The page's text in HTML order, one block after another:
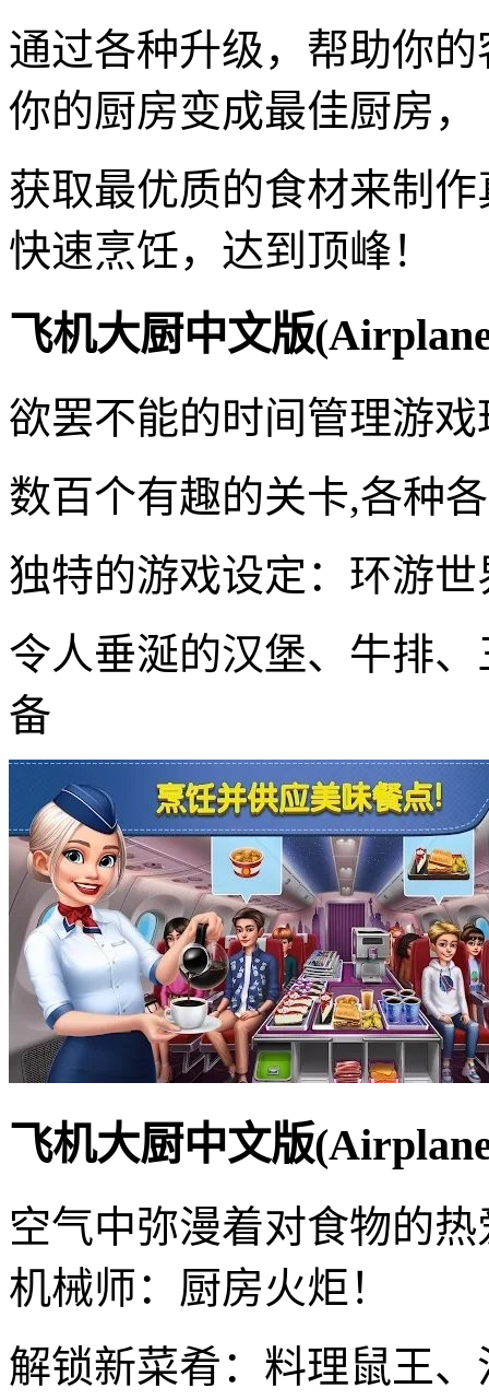
通过各种升级，帮助你
你的厨房变成最佳厨房，
获取最优质的食材来制
快速烹饪，达到顶峰！
飞机大厨中文版
欲罢不能的时间管理游戏
数百个有趣的关卡,各种
独特的游戏设定：环游
令人垂涎的汉堡、牛排
备
飞机大厨中文版
空气中弥漫着对食物的
机械师：厨房火炬！
解锁新菜肴：料理鼠王